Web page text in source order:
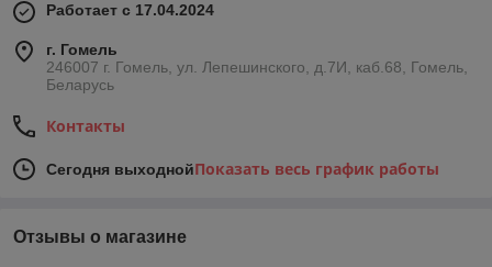
Работает с 17.04.2024
г. Гомель
246007 г. Гомель, ул. Лепешинского, д.7И, каб.68, Гомель,
Беларусь
Контакты
Сегодня выходнойПоказать весь график работы
Отзывы о магазине